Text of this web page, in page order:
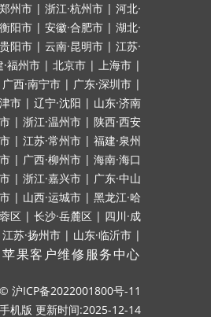
州市 | 浙江·杭州市 | 河北·
阳市 | 安徽·合肥市 | 湖北·
阳市 | 云南·昆明市 | 江苏·
·福州市 | 北京市 | 上海市 |
广西·南宁市 | 广东·深圳市 |
市 | 辽宁·沈阳 | 山东·济南
| 浙江·温州市 | 陕西·西安
| 江苏·常州市 | 福建·泉州
| 广西·柳州市 | 海南·海口
| 浙江·嘉兴市 | 广东·中山
| 山西·运城市 | 黑龙江·哈
区 | 长沙·岳麓区 | 四川·成
江苏·扬州市 | 山东·临沂市 |
苹果客户维修服务中心
沪ICP备2022001800号-11
手机版 更新时间:2025-12-14